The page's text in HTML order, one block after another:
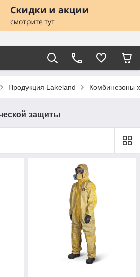
Продукция Lakeland Комбинезоны
защиты